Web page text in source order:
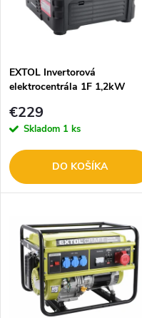
e
p
r
o
d
u
k
s
p
r
o
u
k
EXTOL Invertorová
elektrocentrála 1F 1,2kW
€229
Skladom 1 ks
DO KOŠÍKA